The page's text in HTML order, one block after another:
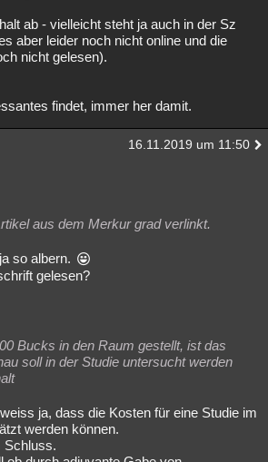
ab - vielleicht steht ja auch in der Sz
aber leider noch nicht online und die
nicht gelesen).
findet, immer her damit.
16.11.2019 um 11:50
aus dem Merkur grad verlinkt.
so albern.
gelesen?
Bucks in den Raum gestellt, ist das
soll in der Studie untersucht werden
ja, dass die Kosten für eine Studie im
werden können.
Schluss.